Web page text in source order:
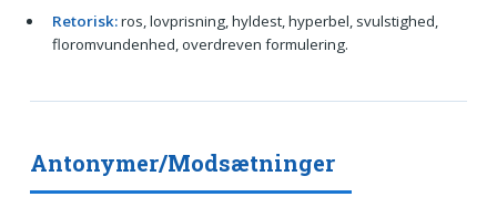
Retorisk:ros, lovprisning, hyldest, hyperbel, svulstighed,
floromvundenhed, overdreven formulering.
Antonymer/Modsætninger